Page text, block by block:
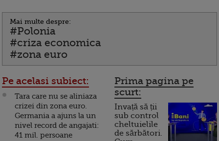
Mai multe despre:
#Polonia
#criza economica
#zona euro
Pe acelasi subiect:
Tara care nu se aliniaza
crizei din zona euro.
Germania a ajuns la un
nivel record de angajati:
41 mil. persoane
Prima pagina pe
scurt:
Invață să ții
sub control
cheltuielile
de sărbători.